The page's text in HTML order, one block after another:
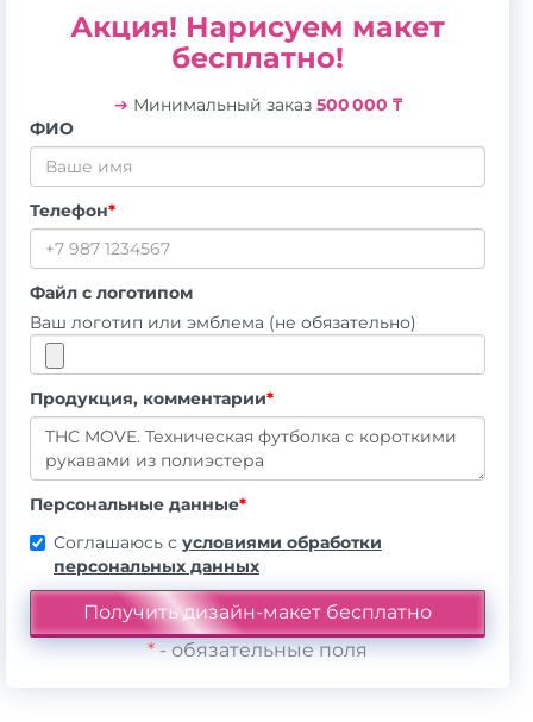
Акция! Нарисуем макет
бесплатно!
➔ Минимальный заказ 500 000 ₸
ФИО
Телефон*
Файл с логотипом
Ваш логотип или эмблема (не обязательно)
Продукция, комментарии*
Персональные данные*
Соглашаюсь с условиями обработки
персональных данных
*- обязательные поля